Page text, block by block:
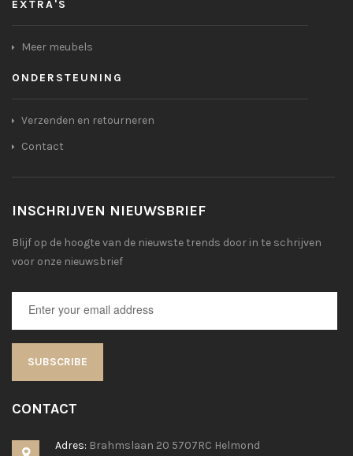
EXTRA'S
Meer meubels
ONDERSTEUNING
Verzenden en retourneren
Contact
INSCHRIJVEN NIEUWSBRIEF
Blijf op de hoogte van de nieuwste trends door in te schrijven
voor onze nieuwsbrief
SUBSCRIBE
CONTACT
Adres: Brahmslaan 20 5707RC Helmond